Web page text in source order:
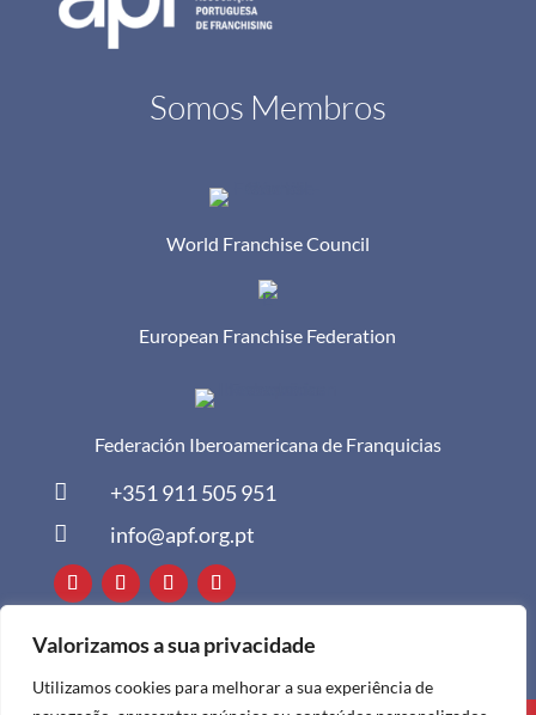
Valorizamos a sua privacidade
Utilizamos cookies para melhorar a sua experiência de
Somos Membros
World Franchise Council
European Franchise Federation
Federación Iberoamericana de Franquicias
 +351 911 505 951
 info@apf.org.pt